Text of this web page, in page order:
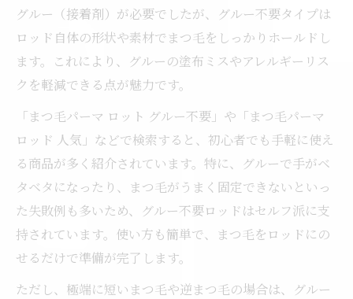
グルー（接着剤）が必要でしたが、グルー不要タイプは
ロッド自体の形状や素材でまつ毛をしっかりホールドし
ます。これにより、グルーの塗布ミスやアレルギーリス
クを軽減できる点が魅力です。
「まつ毛パーマ ロット グルー不要」や「まつ毛パーマ
ロッド 人気」などで検索すると、初心者でも手軽に使え
る商品が多く紹介されています。特に、グルーで手がベ
タベタになったり、まつ毛がうまく固定できないといっ
た失敗例も多いため、グルー不要ロッドはセルフ派に支
持されています。使い方も簡単で、まつ毛をロッドにの
せるだけで準備が完了します。
ただし、極端に短いまつ毛や逆まつ毛の場合は、グルー